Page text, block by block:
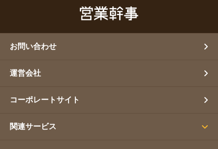
お問い合わせ
運営会社
コーポレートサイト
関連サービス